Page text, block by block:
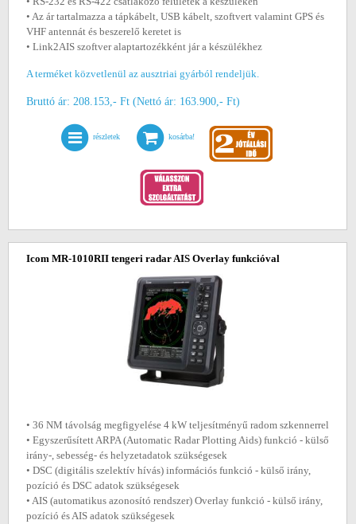
• Az ár tartalmazza a tápkábelt, USB kábelt, szoftvert valamint GPS és
VHF antennát és beszerelő keretet is
• Link2AIS szoftver alaptartozékként jár a készülékhez
A terméket közvetlenül az ausztriai gyárból rendeljük.
Bruttó ár: 208.153,- Ft (Nettó ár: 163.900,- Ft)
részletek kosárba!
Icom MR-1010RII tengeri radar AIS Overlay funkcióval
• 36 NM távolság megfigyelése 4 kW teljesítményű radom szkennerrel
• Egyszerűsített ARPA (Automatic Radar Plotting Aids) funkció - külső
irány-, sebesség- és helyzetadatok szükségesek
• DSC (digitális szelektív hívás) információs funkció - külső irány,
pozíció és DSC adatok szükségesek
• AIS (automatikus azonosító rendszer) Overlay funkció - külső irány,
pozíció és AIS adatok szükségesek